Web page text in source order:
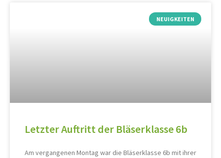
NEUIGKEITEN
Letzter Auftritt der Bläserklasse 6b
Am vergangenen Montag war die Bläserklasse 6b mit ihrer